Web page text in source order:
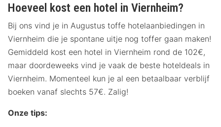
Hoeveel kost een hotel in Viernheim?
Bij ons vind je in Augustus toffe hotelaanbiedingen in
Viernheim die je spontane uitje nog toffer gaan maken!
Gemiddeld kost een hotel in Viernheim rond de 102€,
maar doordeweeks vind je vaak de beste hoteldeals in
Viernheim. Momenteel kun je al een betaalbaar verblijf
boeken vanaf slechts 57€. Zalig!
Onze tips: